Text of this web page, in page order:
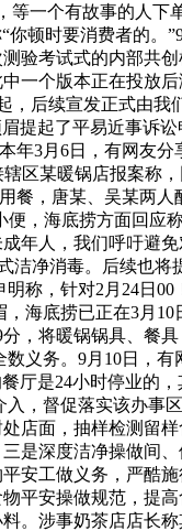
一个有故事的人下
顿时要消费者的。
验考试式的内部共
一个版本正在投放
，后续宣发正式由
提起了平易近事诉
年3月6日，有网友
区某暖锅店报案称
餐，唐某、吴某两
，海底捞方面回应
年人，我们呼吁避
洁净消毒。后续也
称，针对2月24日00
海底捞已正在3月
，将暖锅锅具、餐
义务。9月10日，
厅是24小时停业的
，督促落实该办事
店面，抽样检测留
是深度洁净操做间
安工做义务，严酷
平安操做规范，提
。涉事奶茶店店长